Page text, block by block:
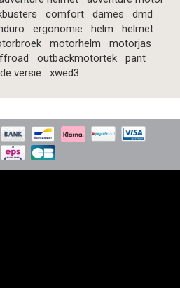
comfort dames
dmd
ergonomie helm
helmet
motorhelm
motorjas
outbackmotortek
pant
versie
xwed3